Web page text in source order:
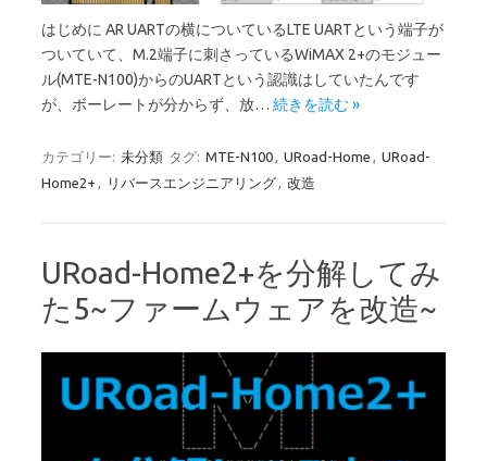
はじめに AR UARTの横についているLTE UARTという端子が
ついていて、M.2端子に刺さっているWiMAX 2+のモジュー
ル(MTE-N100)からのUARTという認識はしていたんです
が、ボーレートが分からず、放… 続きを読む »
カテゴリー: 未分類 タグ: MTE-N100, URoad-Home , URoad-
Home2+ , リバースエンジニアリング, 改造
URoad-Home2+を分解してみ
た5~ファームウェアを改造~